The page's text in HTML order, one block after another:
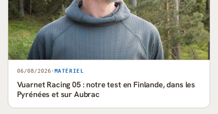
06/08/2026 · MATÉRIEL
Vuarnet Racing 05 : notre test en Finlande, dans les
Pyrénées et sur Aubrac